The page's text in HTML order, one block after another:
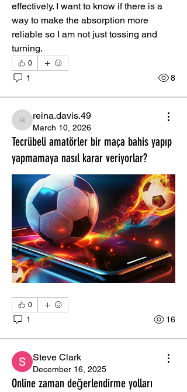
effectively. I want to know if there is a
way to make the absorption more
reliable so I am not just tossing and
turning.
0
1 8
reina.davis.49
reina.davis.49
March 10, 2026
Tecrübeli amatörler bir maça bahis yapıp
yapmamaya nasıl karar veriyorlar?
0
1 16
Steve Clark
December 16, 2025
Online zaman değerlendirme yolları